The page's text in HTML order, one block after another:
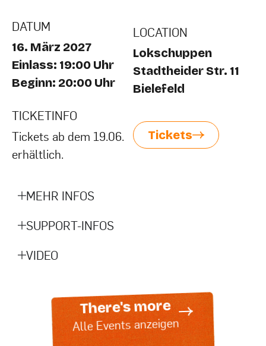
DATUM
16. März 2027
Einlass: 19:00 Uhr
Beginn: 20:00 Uhr
LOCATION
Lokschuppen
Stadtheider Str. 11
Bielefeld
TICKETINFO
Tickets ab dem 19.06.
erhältlich.
Tickets
MEHR INFOS
SUPPORT-INFOS
VIDEO
There's more
Alle Events anzeigen